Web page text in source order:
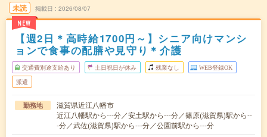
未読
NEW
掲載日 2026/08/07
【週2日＊高時給1700円～】シニア向けマンシ
ョンで食事の配膳や見守り＊介護
交通費別途支給あり 土日祝日が休み 残業なし WEB登録OK
派遣
勤務地
滋賀県近江八幡市
近江八幡駅から---分／安土駅から---分／篠原(滋賀県)駅から--
-分／武佐(滋賀県)駅から---分／公園前駅から---分